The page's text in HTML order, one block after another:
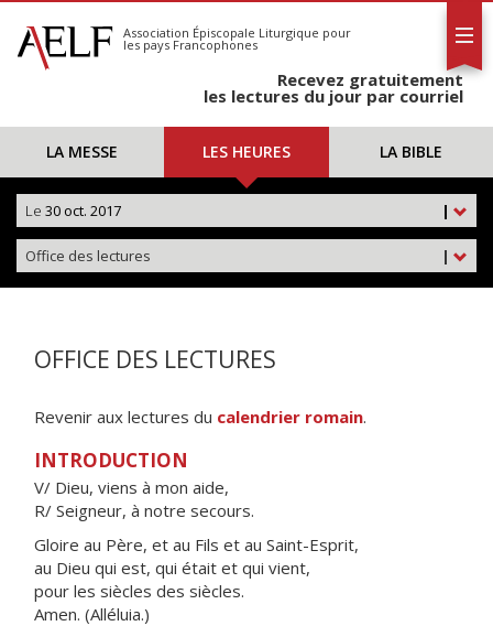
S'abonner
Calendrier
Association Épiscopale Liturgique pour
les pays Francophones
Recevez gratuitement
les lectures du jour par courriel
LA MESSE LES HEURES LA BIBLE
|
Le 30 oct. 2017
|
Office des lectures
OFFICE DES LECTURES
Revenir aux lectures du calendrier romain.
INTRODUCTION
V/ Dieu, viens à mon aide,
R/ Seigneur, à notre secours.
Gloire au Père, et au Fils et au Saint-Esprit,
au Dieu qui est, qui était et qui vient,
pour les siècles des siècles.
Amen. (Alléluia.)